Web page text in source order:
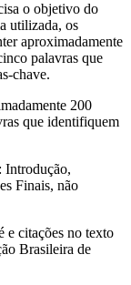
o objetivo do
utilizada, os
aproximadamente
palavras que
chave.
200
que identifiquem
Introdução,
Finais, não
e citações no texto
Brasileira de